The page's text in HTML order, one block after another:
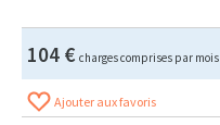
104 € charges comprises par mois
Ajouter aux favoris